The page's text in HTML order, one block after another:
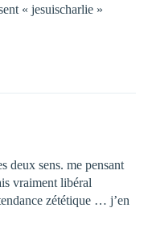
« jesuischarlie »
deux sens. me pensant
vraiment libéral
zététique … j’en